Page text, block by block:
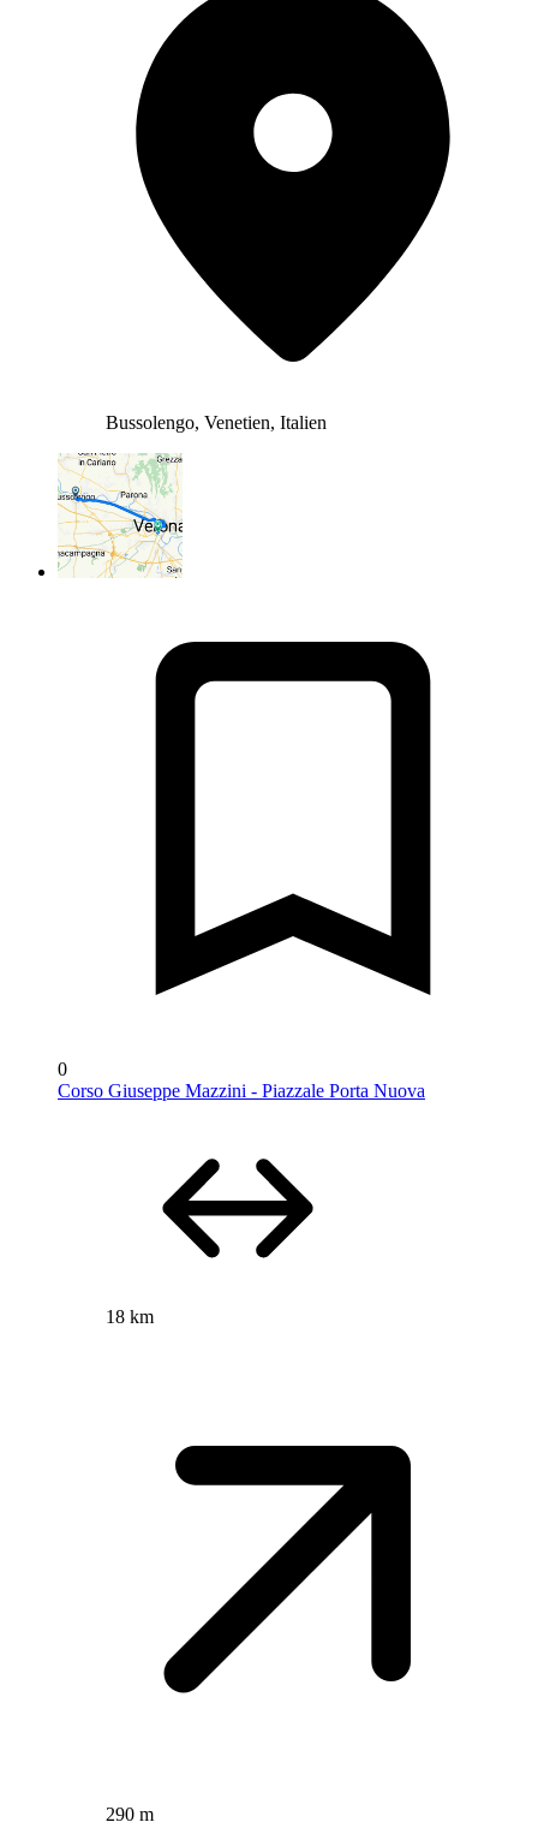
Bussolengo, Venetien, Italien
0
Corso Giuseppe Mazzini - Piazzale Porta Nuova
18 km
290 m